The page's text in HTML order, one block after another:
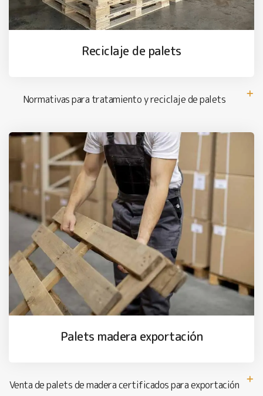
Reciclaje de palets
Normativas para tratamiento y reciclaje de palets
Palets madera exportación
Venta de palets de madera certificados para exportación